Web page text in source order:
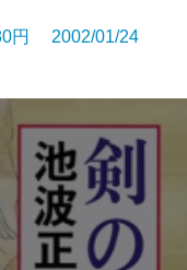
円 2002/01/24